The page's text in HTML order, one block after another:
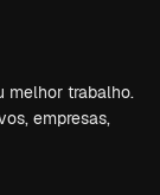
melhor trabalho.
empresas,